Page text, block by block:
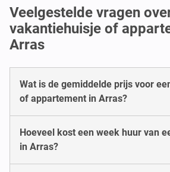
Veelgestelde vragen
vakantiehuisje of
Arras
Wat is de gemiddelde prijs voor
of appartement in Arras?
Hoeveel kost een week huur van
in Arras?